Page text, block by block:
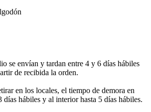
se envían y tardan entre 4 y 6 días hábiles
de recibida la orden.
en los locales, el tiempo de demora en
días hábiles y al interior hasta 5 días hábiles.